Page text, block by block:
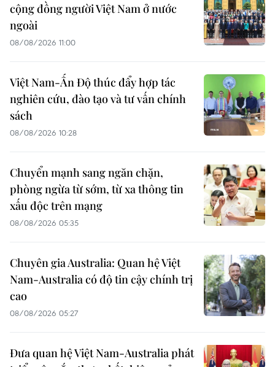
cộng đồng người Việt Nam ở nước
ngoài
08/08/2026 11:00
Việt Nam-Ấn Độ thúc đẩy hợp tác
nghiên cứu, đào tạo và tư vấn chính
sách
08/08/2026 10:28
Chuyển mạnh sang ngăn chặn,
phòng ngừa từ sớm, từ xa thông tin
xấu độc trên mạng
08/08/2026 05:35
Chuyên gia Australia: Quan hệ Việt
Nam-Australia có độ tin cậy chính trị
cao
08/08/2026 05:27
Đưa quan hệ Việt Nam-Australia phát